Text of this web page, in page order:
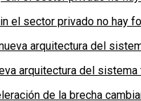
el sector privado no hay
arquitectura del